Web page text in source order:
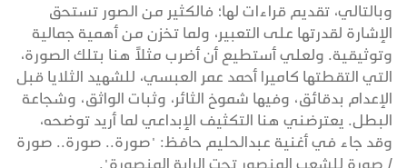
وبالتالي، تقديم قراءات لها؛ فالكثير من الصور تستحق
الإشارة لقدرتها على التعبير، ولما تخزن من أهمية جمالية
وتوثيقية. ولعلي أستطيع أن أضرب مثلاً هنا بتلك الصورة،
التي التقطتها كاميرا أحمد عمر العبسي، للشهيد الثلايا قبل
الإعدام بدقائق، وفيها شموخ الثائر، وثبات الواثق، وشجاعة
البطل. يعترضني هنا التكثيف الإبداعي لما أريد توضحه،
وقد جاء في أغنية عبدالحليم حافظ: "صورة.. صورة.. صورة